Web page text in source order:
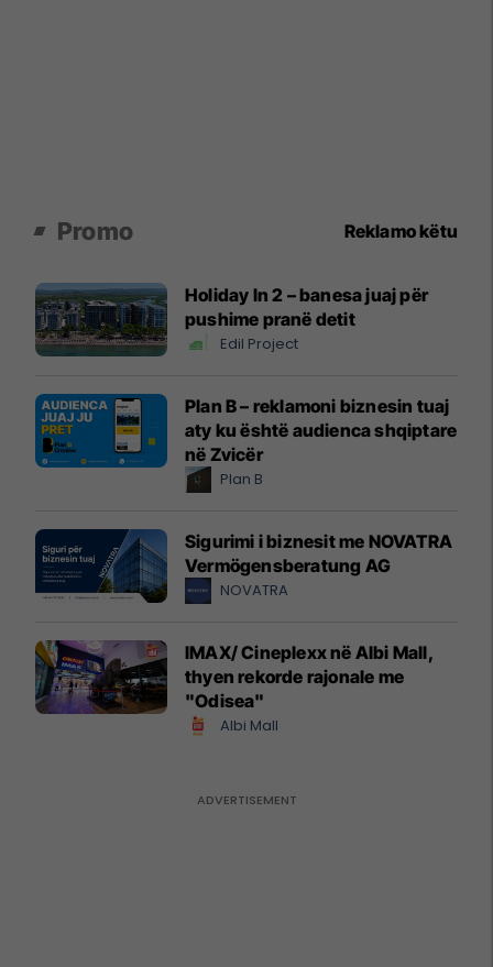
Promo Reklamo këtu
Holiday In 2 – banesa juaj për
pushime pranë detit
Edil Project
Plan B – reklamoni biznesin tuaj
aty ku është audienca shqiptare
në Zvicër
Plan B
Sigurimi i biznesit me NOVATRA
Vermögensberatung AG
NOVATRA
IMAX/ Cineplexx në Albi Mall,
thyen rekorde rajonale me
"Odisea"
Albi Mall